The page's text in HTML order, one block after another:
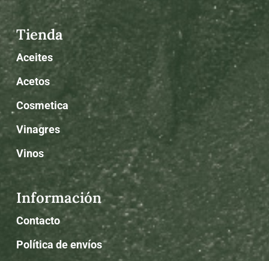
Tienda
Aceites
Acetos
Cosmetica
Vinagres
Vinos
Información
Contacto
Política de envíos